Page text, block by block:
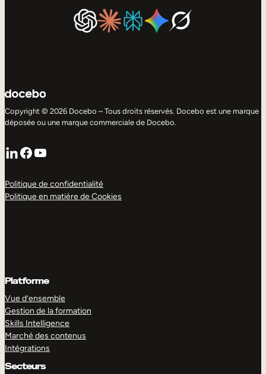
Copyright © 2026 Docebo – Tous droits réservés. Docebo est une marque
déposée ou une marque commerciale de Docebo.
LinkedIn
Facebook
YouTube
Politique de confidentialité
Politique en matière de Cookies
Platforme
Vue d’ensemble
Gestion de la formation
Skills Intelligence
Marché des contenus
Intégrations
Secteurs